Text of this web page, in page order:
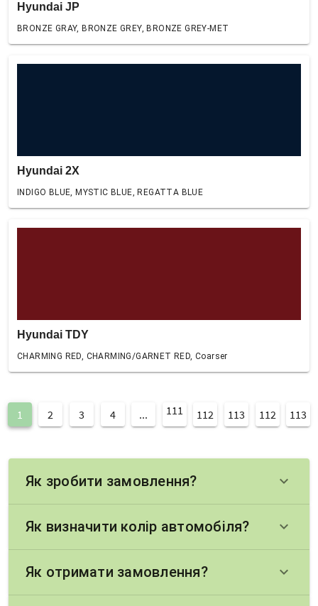
Hyundai JP
BRONZE GRAY, BRONZE GREY, BRONZE GREY-MET
Hyundai 2X
INDIGO BLUE, MYSTIC BLUE, REGATTA BLUE
Hyundai TDY
CHARMING RED, CHARMING/GARNET RED, Coarser
1 2 3 4 ... 111 112 113 112 113
Як зробити замовлення? keyboard_arrow_down
Як визначити колір автомобіля? keyboard_arrow_down
Як отримати замовлення? keyboard_arrow_down